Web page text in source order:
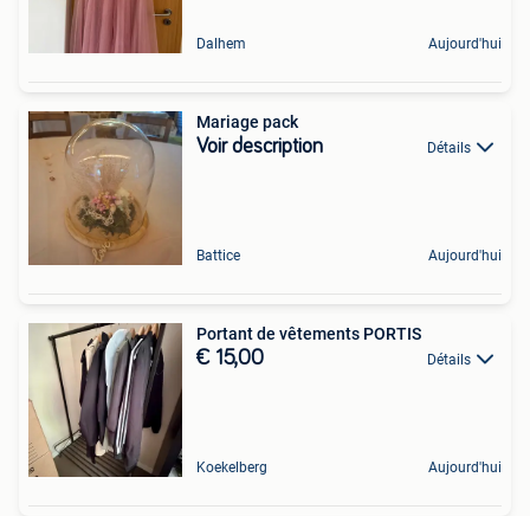
Dalhem Aujourd'hui
Mariage pack
Voir description Détails
Battice Aujourd'hui
Portant de vêtements PORTIS
€ 15,00 Détails
Koekelberg Aujourd'hui